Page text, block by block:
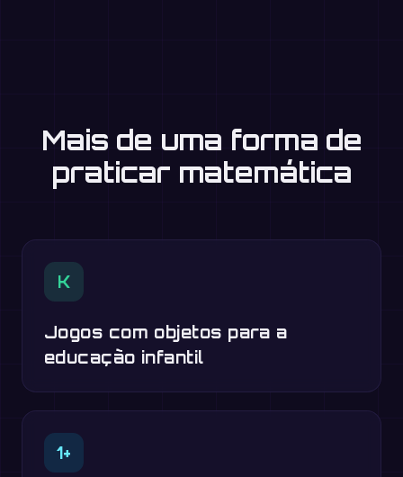
Mais de uma forma de
praticar matemática
K
Jogos com objetos para a
educação infantil
1+